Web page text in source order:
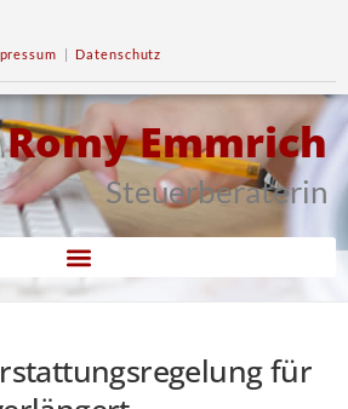
| Datenschutz
Romy Emmrich
Steuerberaterin
für